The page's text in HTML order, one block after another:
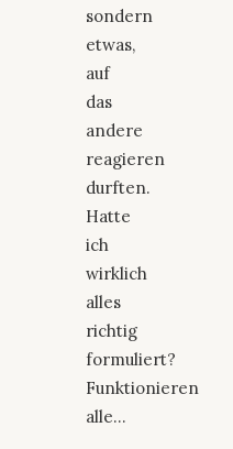
sondern
etwas,
auf
das
andere
reagieren
durften.
Hatte
ich
wirklich
alles
richtig
formuliert?
Funktionieren
alle…